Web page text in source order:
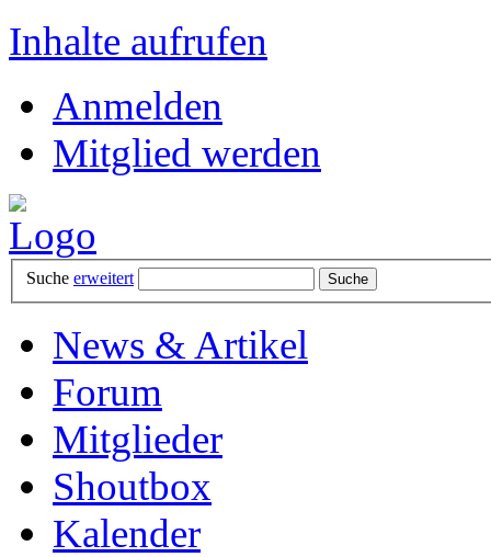
Inhalte aufrufen
Anmelden
Mitglied werden
Suche erweitert
News & Artikel
Forum
Mitglieder
Shoutbox
Kalender